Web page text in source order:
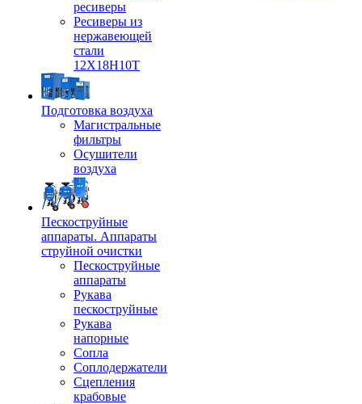
ресиверы
Ресиверы из
нержавеющей
стали
12Х18Н10Т
Подготовка воздуха
Магистральные
фильтры
Осушители
воздуха
Пескоструйные
аппараты. Аппараты
струйной очистки
Пескоструйные
аппараты
Рукава
пескоструйные
Рукава
напорные
Сопла
Соплодержатели
Сцепления
крабовые